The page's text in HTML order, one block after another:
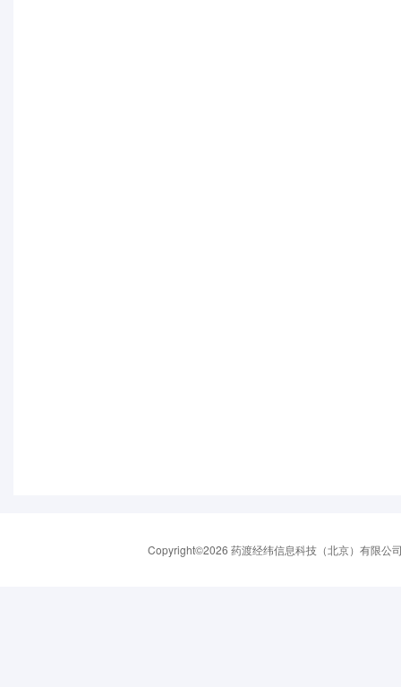
Copyright©2026 药渡经纬信息科技（北京）有限公